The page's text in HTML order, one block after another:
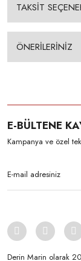
TAKSİT
ÖNERİLERİNİZ
E-BÜLTENE
Kampanya ve özel
Derin Marin olarak